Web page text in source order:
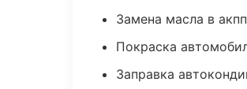
Замена масла в акпп
Покраска
Заправка